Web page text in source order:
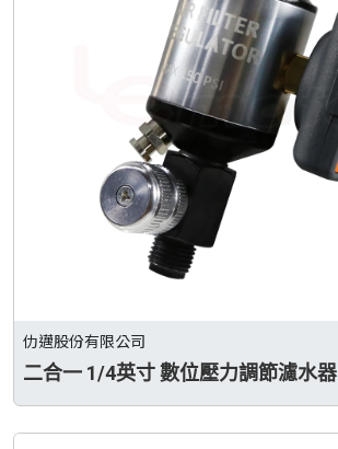
仂邁股份有限公司
二合一 1/4英寸 數位壓力調節濾水器